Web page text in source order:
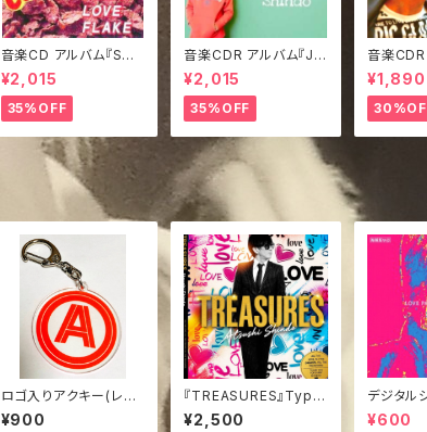
音楽CD アルバム『SWE
ET LOVE FLAKE』
¥2,015
35%OFF
音楽CDR アルバム『Jui
cy!』みどジャケVer.
¥2,015
35%OFF
音楽CDR
LINO
¥1,890
ロゴ入りアクキー(レッ
ド)
¥900
『TREASURES』Type
B / NEW音源CDR
¥2,500
デジタル
E PARADE
¥600